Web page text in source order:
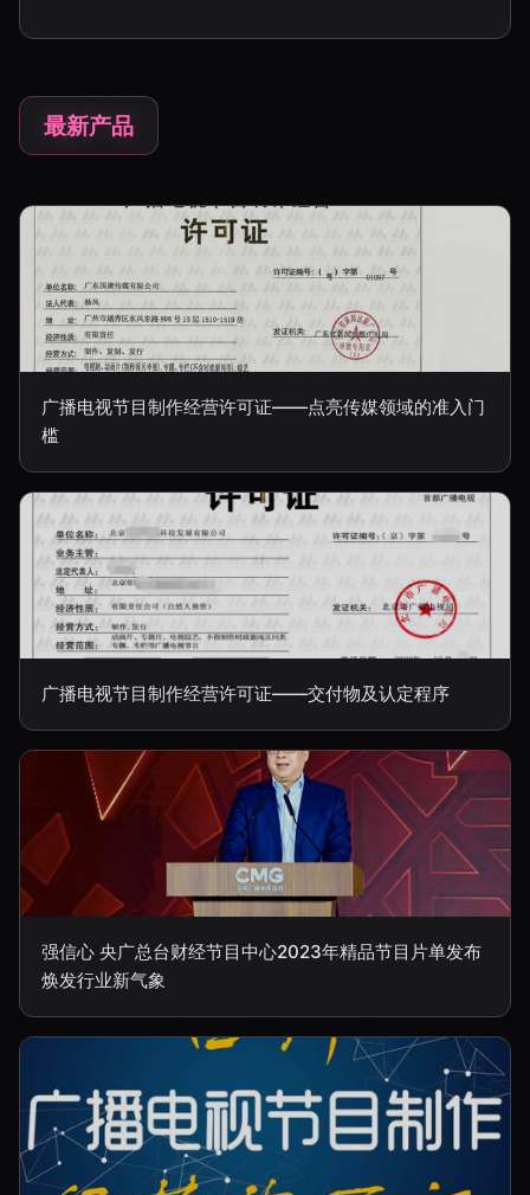
最新产品
广播电视节目制作经营许可证——点亮传媒领域的准入门
槛
广播电视节目制作经营许可证——交付物及认定程序
强信心 央广总台财经节目中心2023年精品节目片单发布
焕发行业新气象